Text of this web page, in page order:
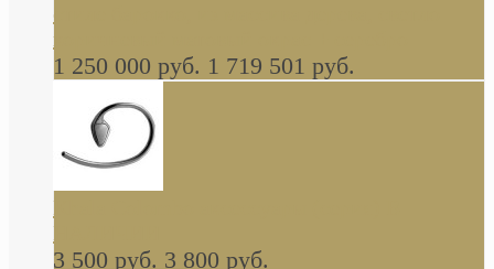
стиле барокко, из массива дерева, светло
коричневый матовый окрас + серебро
1 250 000 руб. 1 719 501 руб.
Khala Colombo аксессуары (серия) В
НАЛИЧИИ
3 500 руб. 3 800 руб.